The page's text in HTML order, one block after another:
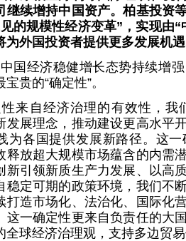
继续增持中国资产。柏基投资
的规模性经济变革”，实现由
为外国投资者提供更多发展机
国经济稳健增长态势持续增
贵的“确定性”。
来自经济治理的有效性，我
发展理念，推动建设更高水平
为各国提供发展新路径。这
释放超大规模市场蕴含的内需
新引领新质生产力发展、以高
稳定可期的政策环境，我们不
打造市场化、法治化、国际化
这一确定性更来自负责任的大
全球经济治理观，支持多边贸